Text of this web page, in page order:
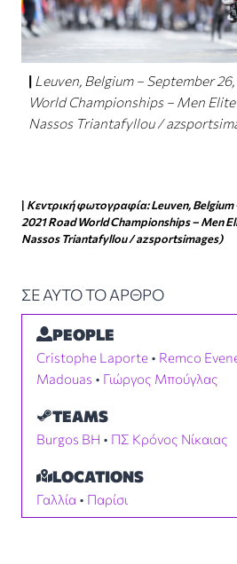
Leuven, Belgium – September 26,
World Championships – Men
Nassos Triantafyllou /
| Κεντρική φωτογραφία: Leuven,
2021 Road World Championships – Men
Nassos Triantafyllou / azsportsimages)
ΣΕ ΑΥΤΟ ΤΟ ΑΡΘΡΟ
PEOPLE
Cristophe Laporte • Remco
Madouas • Γιώργος Μπούγλας
TEAMS
Burgos BH • ΠΣ Κρόνος Νίκαιας
LOCATIONS
Γαλλία • Παρίσι